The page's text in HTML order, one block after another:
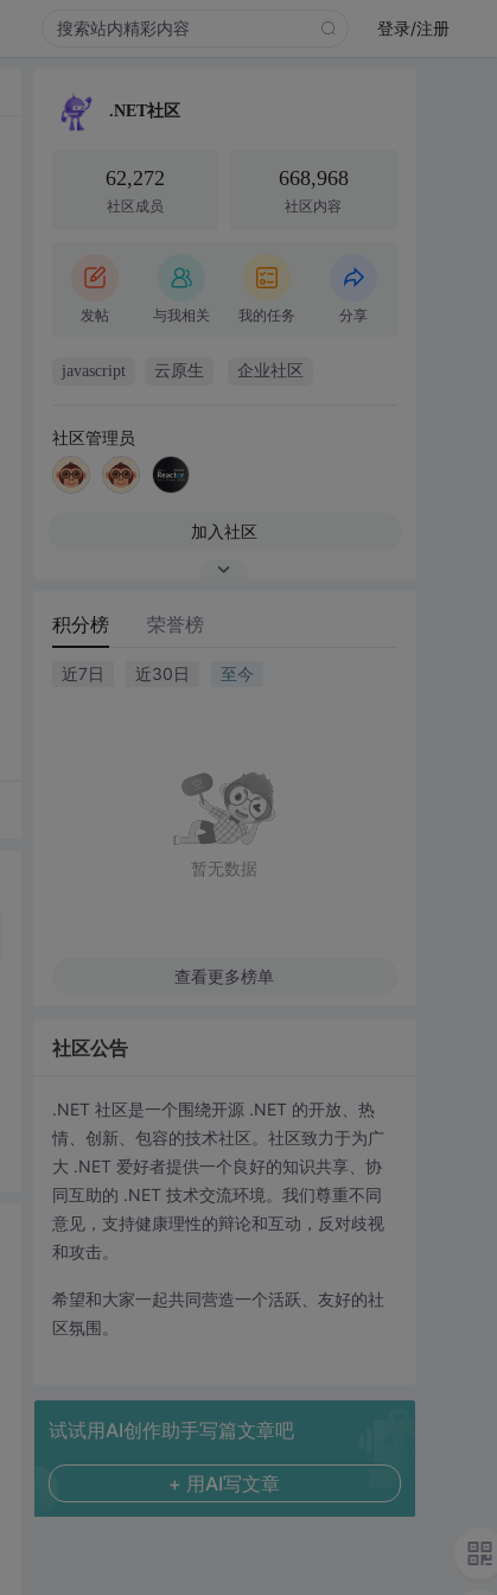
登录/注册
.NET社区
62,272
社区成员
668,968
社区内容
发帖 与我相关 我的任务 分享
javascript 云原生 企业社区
社区管理员
加入社区
积分榜 荣誉榜
近7日 近30日 至今
暂无数据
查看更多榜单
社区公告
.NET 社区是一个围绕开源 .NET 的开放、热
情、创新、包容的技术社区。社区致力于为广
大 .NET 爱好者提供一个良好的知识共享、协
同互助的 .NET 技术交流环境。我们尊重不同
意见，支持健康理性的辩论和互动，反对歧视
和攻击。
希望和大家一起共同营造一个活跃、友好的社
区氛围。
试试用AI创作助手写篇文章吧
+ 用AI写文章